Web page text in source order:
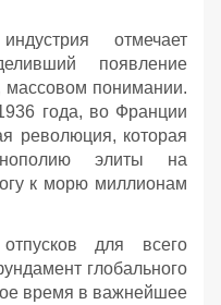
отмечает
появление
массовом понимании.
года, во Франции
революция, которая
элиты на
к морю миллионам
для всего
глобального
время в важнейшее